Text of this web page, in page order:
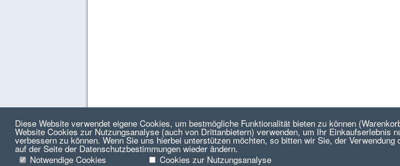
Diese Website verwendet eigene Cookies, um bestmögliche Funktionalität bieten zu können
Website Cookies zur Nutzungsanalyse (auch von Drittanbietern) verwenden, um Ihr Einkaufserlebnis
verbessern zu können. Wenn Sie uns hierbei unterstützen möchten, so bitten wir Sie, der
auf der Seite der Datenschutzbestimmungen wieder ändern.
Notwendige Cookies
Cookies zur Nutzungsanalyse